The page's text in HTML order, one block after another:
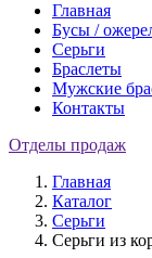
Главная
Бусы /
Серьги
Браслеты
Мужские
Контакты
Отделы продаж
Главная
Каталог
Серьги
Серьги из